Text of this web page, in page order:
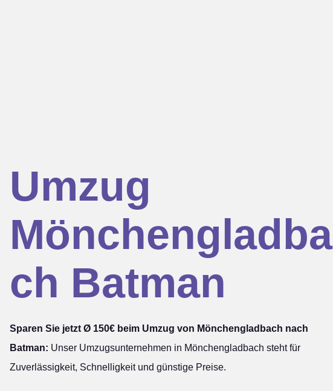
Umzug
Mönchengladba
ch Batman
Sparen Sie jetzt Ø 150€ beim Umzug von Mönchengladbach nach
Batman: Unser Umzugsunternehmen in Mönchengladbach steht für
Zuverlässigkeit, Schnelligkeit und günstige Preise.